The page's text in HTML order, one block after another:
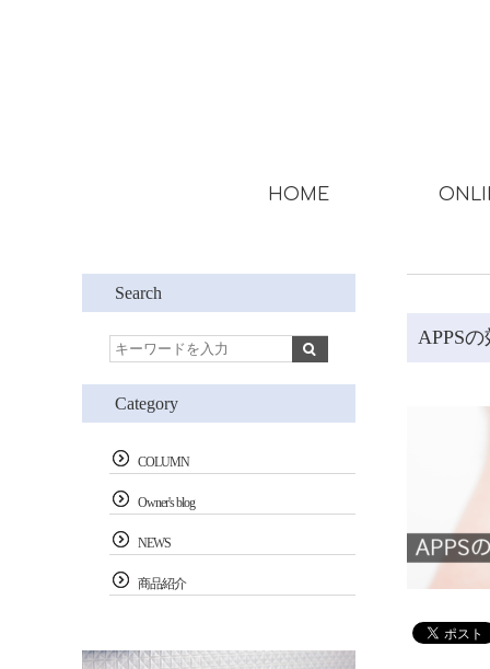
HOME
APPS
Search
Category
COLUMN
Owner's blog
NEWS
商品紹介